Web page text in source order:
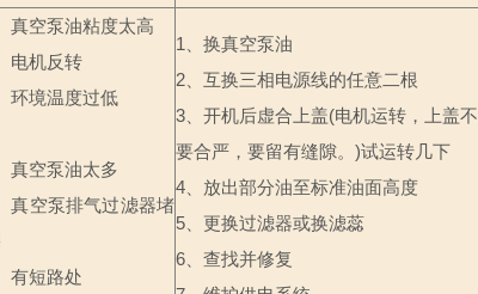
、真空泵油粘度太高
、电机反转
、环境温度过低
、真空泵油太多
、真空泵排气过滤器堵
、有短路处
1
、换真空泵油
2 、互换三相电源线的任意二根
3 、开机后虚合上盖(电机运转，上盖不
要合严，要留有缝隙。 )试运转几下
4 、放出部分油至标准油面高度
5 、更换过滤器或换滤蕊
6 、查找并修复